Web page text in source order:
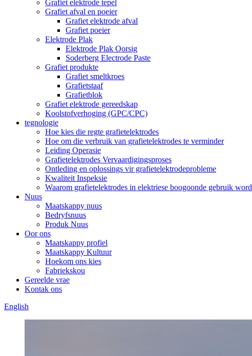
Grafiet elektrode tepel
Grafiet afval en poeier
Grafiet elektrode afval
Grafiet poeier
Elektrode Plak
Elektrode Plak Oorsig
Soderberg Electrode Paste
Grafiet produkte
Grafiet smeltkroes
Grafietstaaf
Grafietblok
Grafiet elektrode gereedskap
Koolstofverhoging (GPC/CPC)
tegnologie
Hoe kies die regte grafietelektrodes
Hoe om die verbruik van grafietelektrodes te verminder
Leiding Operasie
Grafietelektrodes Vervaardigingsproses
Ontleding en oplossings vir grafietelektrodeprobleme
Kwaliteit Inspeksie
Waarom grafietelektrodes in elektriese boogoonde gebruik word
Nuus
Maatskappy nuus
Bedryfsnuus
Produk Nuus
Oor ons
Maatskappy profiel
Maatskappy Kultuur
Hoekom ons kies
Fabriekskou
Gereelde vrae
Kontak ons
English